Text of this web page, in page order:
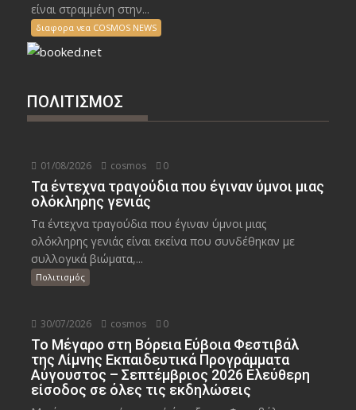
είναι στραμμένη στην...
διαφορα νεα COSMOS NEWS
ΠΟΛΙΤΙΣΜΟΣ
01/08/2026 cosmos 0
Τα έντεχνα τραγούδια που έγιναν ύμνοι μιας
ολόκληρης γενιάς
Τα έντεχνα τραγούδια που έγιναν ύμνοι μιας
ολόκληρης γενιάς είναι εκείνα που συνδέθηκαν με
συλλογικά βιώματα,...
Πολιτισμός
30/07/2026 cosmos 0
Το Μέγαρο στη Βόρεια Εύβοια Φεστιβάλ
της Λίμνης Εκπαιδευτικά Προγράμματα
Αύγουστος – Σεπτέμβριος 2026 Ελεύθερη
είσοδος σε όλες τις εκδηλώσεις